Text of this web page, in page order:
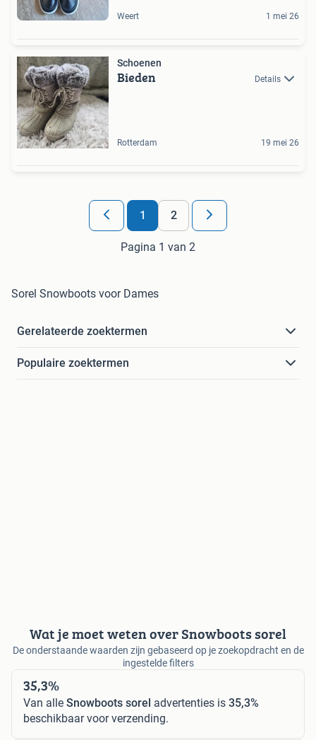
Weert 1 mei 26
Schoenen
Bieden Details
Rotterdam 19 mei 26
1 2
Pagina 1 van 2
Sorel Snowboots voor Dames
Gerelateerde zoektermen
Populaire zoektermen
Wat je moet weten over Snowboots sorel
De onderstaande waarden zijn gebaseerd op je zoekopdracht en de
ingestelde filters
35,3%
Van alle Snowboots sorel advertenties is 35,3%
beschikbaar voor verzending.